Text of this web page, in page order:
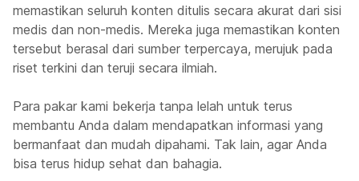
memastikan seluruh konten ditulis secara akurat dari sisi
medis dan non-medis. Mereka juga memastikan konten
tersebut berasal dari sumber terpercaya, merujuk pada
riset terkini dan teruji secara ilmiah.
Para pakar kami bekerja tanpa lelah untuk terus
membantu Anda dalam mendapatkan informasi yang
bermanfaat dan mudah dipahami. Tak lain, agar Anda
bisa terus hidup sehat dan bahagia.